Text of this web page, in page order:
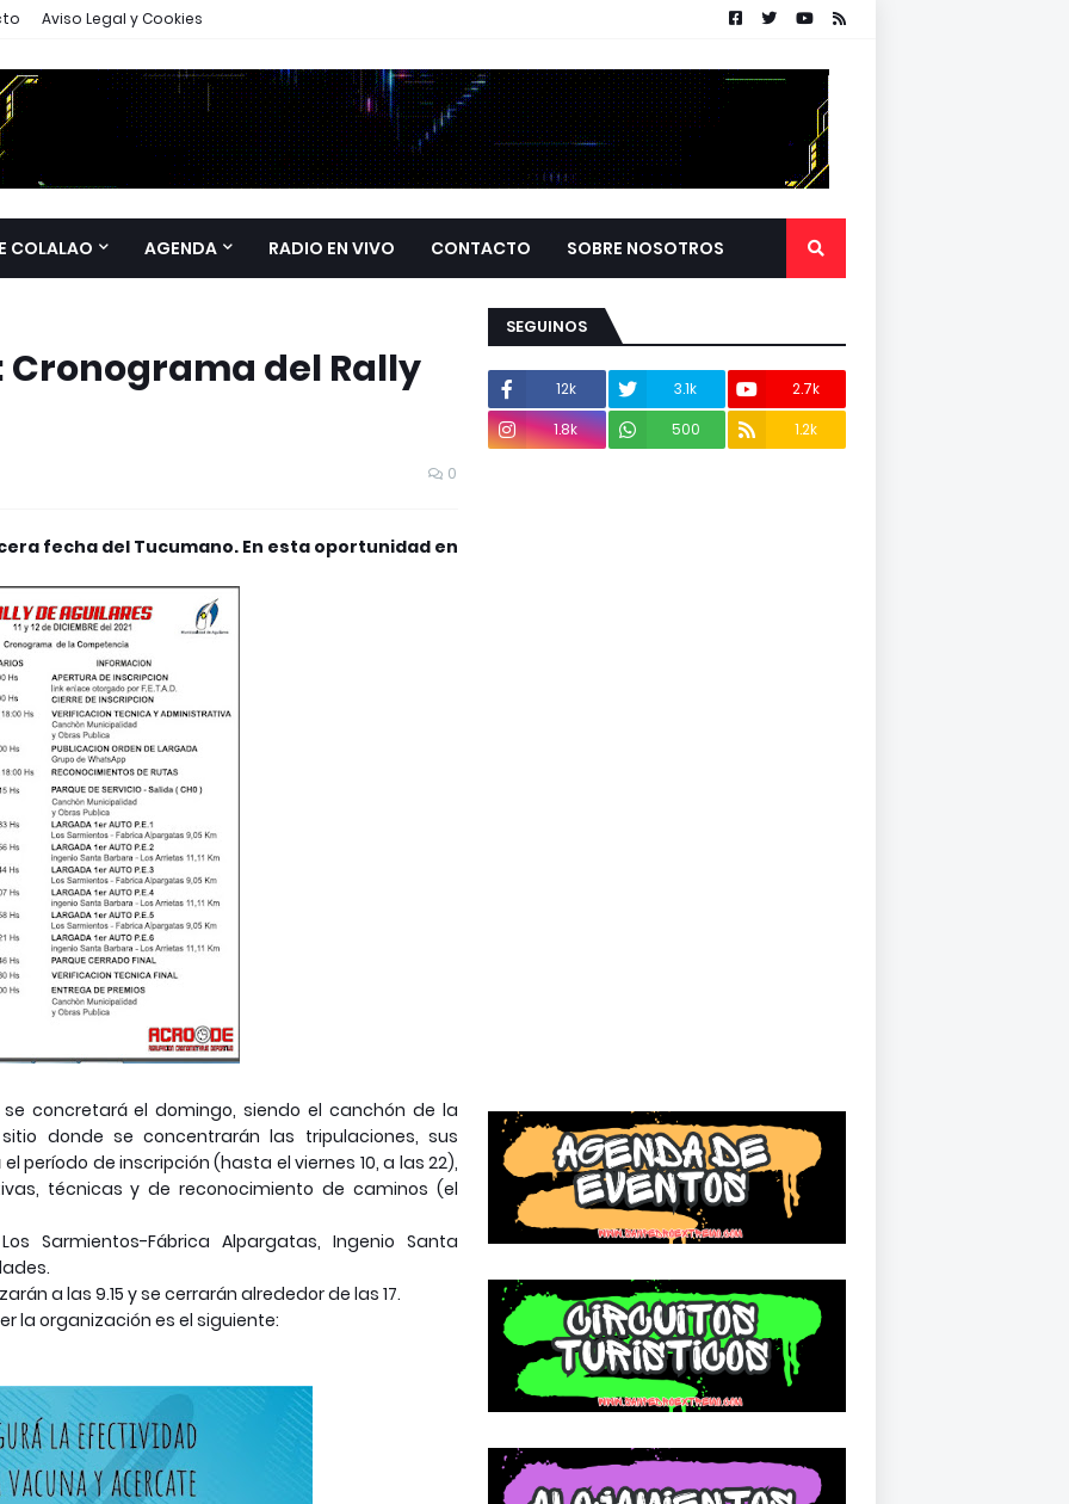
Aviso Legal y Cookies
COLALAO AGENDA RADIO EN VIVO CONTACTO SOBRE NOSOTROS
del Rally
0
fecha del Tucumano. En esta oportunidad en
concretará el domingo, siendo el canchón de la
donde se concentrarán las tripulaciones, sus
período de inscripción (hasta el viernes 10, a las 22),
técnicas y de reconocimiento de caminos (el
Sarmientos-Fábrica Alpargatas, Ingenio Santa
a las 9.15 y se cerrarán alrededor de las 17.
la organización es el siguiente:
SEGUINOS
12k 3.1k
2.7k
1.8k
500 1.2k